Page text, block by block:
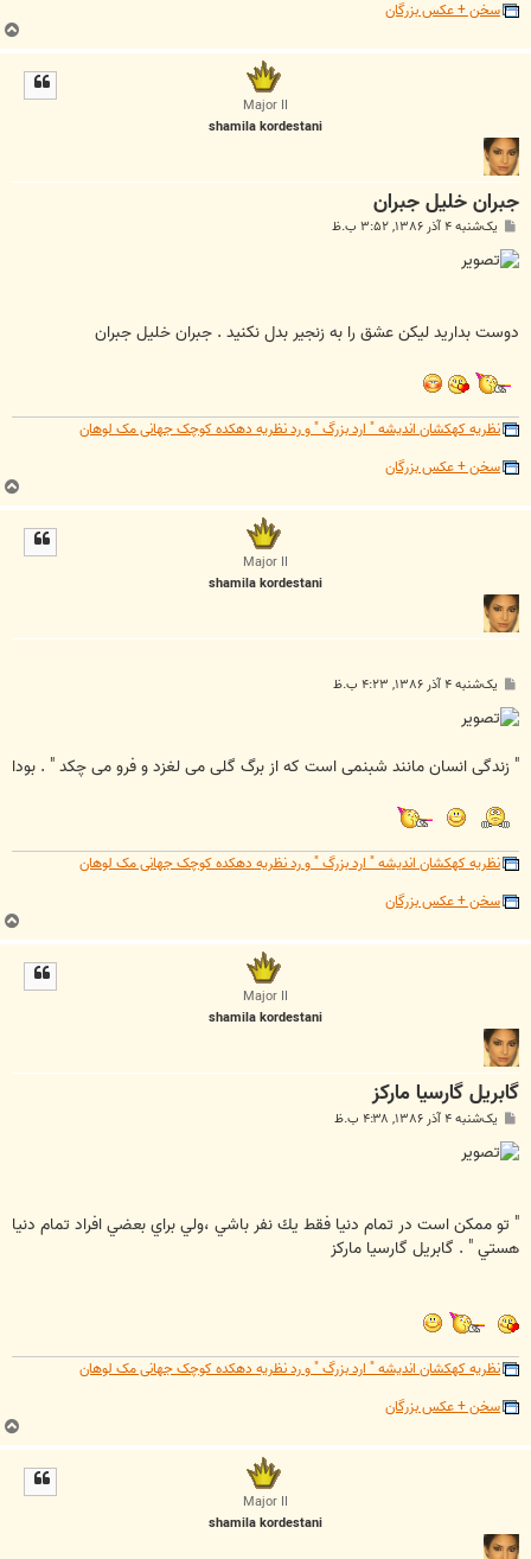
سخن + عکس بزرگان
ب
ا
Major II
shamila kordestani
جبران خلیل جبران
پ
ت
یک‌شنبه ۴ آذر ۱۳۸۶, ۳:۵۲ ب.ظ
دوست بدارید لیکن عشق را به زنجیر بدل نکنید . جبران خلیل جبران
نظریه کهکشان اندیشه " ارد بزرگ " و رد نظریه دهکده کوچک جهانی مک لوهان
سخن + عکس بزرگان
ب
ا
Major II
shamila kordestani
پ
ت
یک‌شنبه ۴ آذر ۱۳۸۶, ۴:۲۳ ب.ظ
" زندگی انسان مانند شبنمی است که از برگ گلی می لغزد و فرو می چکد " . بودا
نظریه کهکشان اندیشه " ارد بزرگ " و رد نظریه دهکده کوچک جهانی مک لوهان
سخن + عکس بزرگان
ب
ا
Major II
shamila kordestani
گابريل گارسيا مارکز
پ
ت
یک‌شنبه ۴ آذر ۱۳۸۶, ۴:۳۸ ب.ظ
" تو ممكن است در تمام دنيا فقط يك نفر باشي ،‌ولي براي بعضي افراد تمام دنيا
هستي " . گابريل گارسيا مارکز
نظریه کهکشان اندیشه " ارد بزرگ " و رد نظریه دهکده کوچک جهانی مک لوهان
سخن + عکس بزرگان
ب
ا
Major II
shamila kordestani